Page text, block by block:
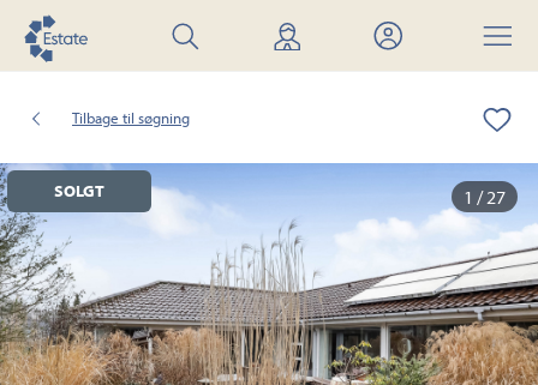
Søg
bolig
Find
mægler
Mit
Estate
Menu
Tilbage til søgning
1 / 27
SOLGT